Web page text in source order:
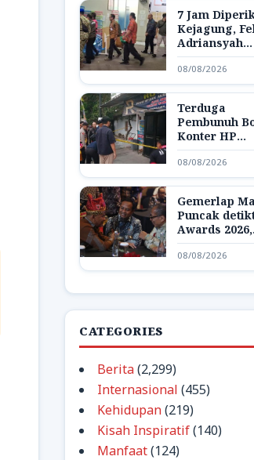
7 Jam
Kejagung,
Adriansyah
Dibawa Lagi
Rutan KPK
08/08/2026
Terduga
Pembunuh
Konter HP
Ambarawa
Ditangkap,
Ternyata
08/08/2026
Gemerlap
Puncak
Awards 2026,
Apresiasi
Penggerak
Indonesia
08/08/2026
CATEGORIES
Berita(2,299)
Internasional (455)
Kehidupan(219)
Kisah Inspiratif(140)
Manfaat(124)